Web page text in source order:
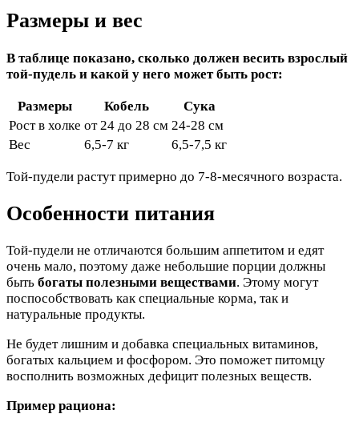
Размеры и вес
В таблице показано, сколько должен весить взрослый
той-пудель и какой у него может быть рост:
Размеры Кобель
Сука
Рост в холке от 24 до 28 см 24-28 см
Вес
6,5-7 кг 6,5-7,5 кг
Той-пудели растут примерно до 7-8-месячного возраста.
Особенности питания
Той-пудели не отличаются большим аппетитом и едят
очень мало, поэтому даже небольшие порции должны
быть богаты полезными веществами. Этому могут
поспособствовать как специальные корма, так и
натуральные продукты.
Не будет лишним и добавка специальных витаминов,
богатых кальцием и фосфором. Это поможет питомцу
восполнить возможных дефицит полезных веществ.
Пример рациона: